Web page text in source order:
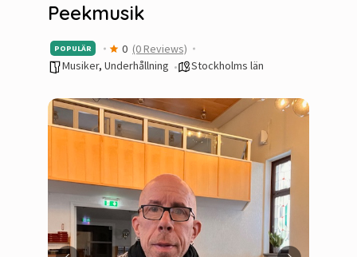
Peekmusik
POPULÄR 0 (0 Reviews)
Musiker, Underhållning Stockholms län